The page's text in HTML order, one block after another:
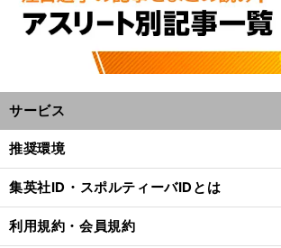
サービス
推奨環境
集英社ID・スポルティーバIDとは
利用規約・会員規約